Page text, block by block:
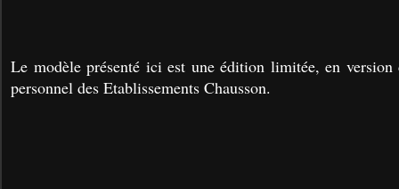
Le modèle présenté ici est une édition limitée, en
personnel des Etablissements Chausson.